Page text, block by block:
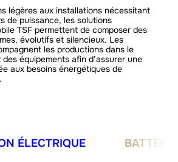
légères aux installations nécessitant
de puissance, les solutions
TSF permettent de composer des
évolutifs et silencieux. Les
les productions dans le
équipements afin d’assurer une
aux besoins énergétiques de
ÉLECTRIQUE